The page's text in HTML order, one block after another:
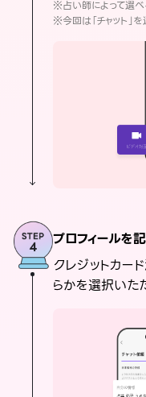
※占い師によって選
※今回は「チャット」
プロフィールを
クレジットカー
らかを選択いた